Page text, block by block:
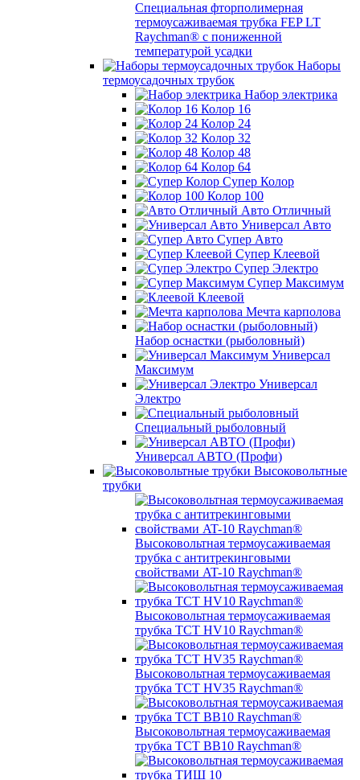
Специальная фторполимерная
термоусаживаемая трубка FEP LT
Raychman® с пониженной
температурой усадки
Наборы
термоусадочных трубок
Набор электрика
Колор 16
Колор 24
Колор 32
Колор 48
Колор 64
Супер Колор
Колор 100
Авто Отличный
Универсал Авто
Супер Авто
Супер Клеевой
Супер Электро
Супер Максимум
Клеевой
Мечта карполова
Набор оснастки (рыболовный)
Универсал
Максимум
Универсал
Электро
Специальный рыболовный
Универсал АВТО (Профи)
Высоковольтные
трубки
Высоковольтная термоусаживаемая
трубка с антитрекинговыми
свойствами AT-10 Raychman®
Высоковольтная термоусаживаемая
трубка TCT HV10 Raychman®
Высоковольтная термоусаживаемая
трубка TCT HV35 Raychman®
Высоковольтная термоусаживаемая
трубка TCT BB10 Raychman®